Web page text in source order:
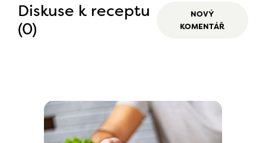
Diskuse k receptu
(0)
NOVÝ
KOMENTÁŘ